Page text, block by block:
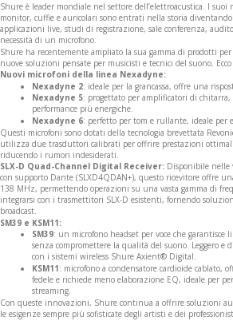
Shure è leader mondiale nel settore dell’elettroacustica. I
monitor, cuffie e auricolari sono entrati nella storia
applicazioni live, studi di registrazione, sale conferenza,
necessità di un microfono.
Shure ha recentemente ampliato la sua gamma di prodotti
nuove soluzioni pensate per musicisti e tecnici del suono.
Nuovi microfoni della linea Nexadyne:
Nexadyne 2: ideale per la grancassa, offre una
Nexadyne 5: progettato per amplificatori di
performance più energiche.
Nexadyne 6: perfetto per tom e rullante, ideale per
Questi microfoni sono dotati della tecnologia brevettata
utilizza due trasduttori calibrati per offrire prestazioni
riducendo i rumori indesiderati.
SLX-D Quad-Channel Digital Receiver: Disponibile nelle
con supporto Dante (SLXD4QDAN+), questo ricevitore offre
138 MHz, permettendo operazioni su una vasta gamma di
integrarsi con i trasmettitori SLX-D esistenti, fornendo
broadcast.
SM39 e KSM11:
SM39: un microfono headset per voce che garantisce
senza compromettere la qualità del suono. Leggero e
con i sistemi wireless Shure Axient® Digital.
KSM11: microfono a condensatore cardioide cablato,
fedele e richiede meno elaborazione EQ, ideale per
streaming.
Con queste innovazioni, Shure continua a offrire soluzioni
le esigenze sempre più sofisticate degli artisti e dei